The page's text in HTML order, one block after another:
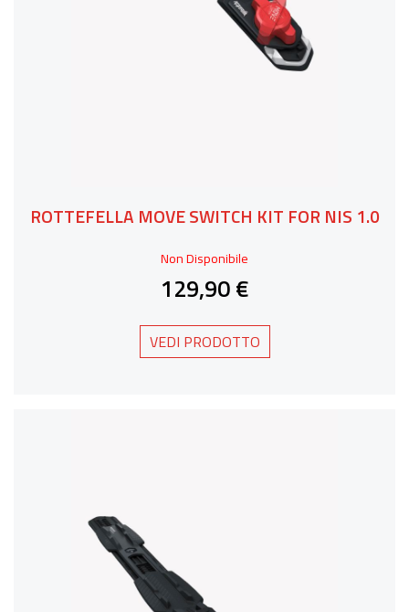
ROTTEFELLA MOVE SWITCH KIT FOR NIS 1.0
Non Disponibile
129,90 €
VEDI PRODOTTO